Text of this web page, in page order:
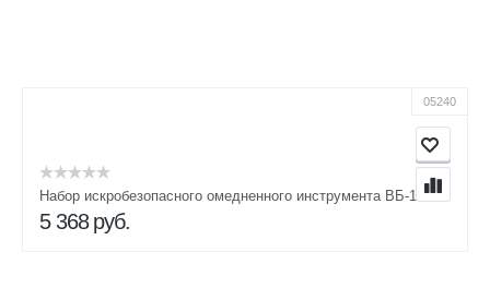
05240
Набор искробезопасного омедненного инструмента ВБ-1
5 368 руб.